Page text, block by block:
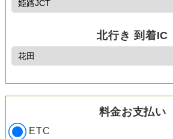
北行き 到着IC
料金お支払い
ETC